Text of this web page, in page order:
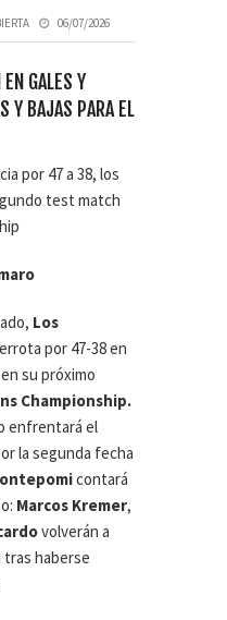
06/07/2026
GALES Y
Y BAJAS PARA EL
por 47 a 38, los
test match
Los
por 47-38 en
su próximo
Championship.
enfrentará el
la segunda fecha
contará
Marcos Kremer,
volverán a
haberse